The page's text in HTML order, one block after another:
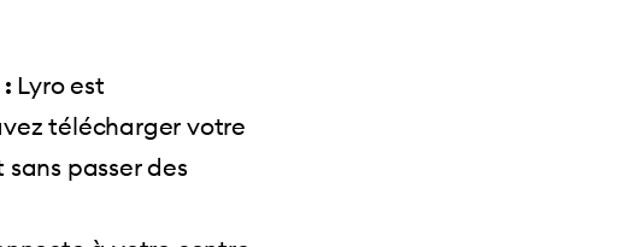
Lyro est
télécharger votre
passer des